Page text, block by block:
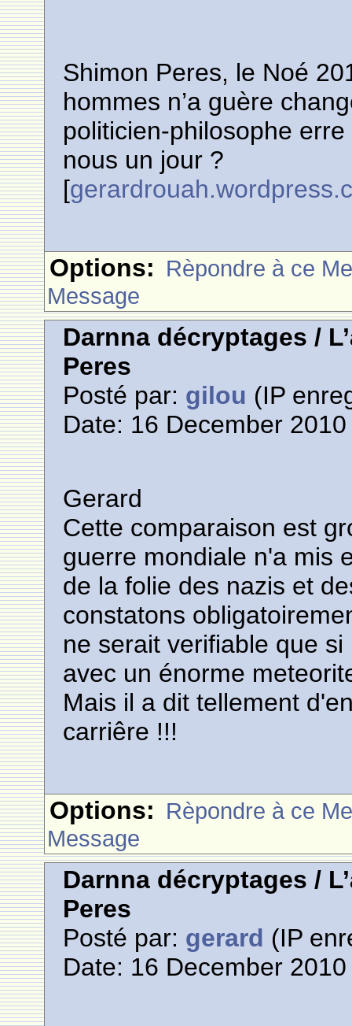
Shimon Peres, le Noé
hommes n’a guère
politicien-philosophe
nous un jour ?
[
Options: Rèpondre à ce
Message
Darnna décryptages /
Peres
Posté par: gilou (IP
Date: 16 December
Gerard
Cette comparaison est
guerre mondiale n'a mis
de la folie des nazis et
constatons
ne serait verifiable que
avec un énorme
Mais il a dit tellement
carriêre !!!
Options: Rèpondre à ce
Message
Darnna décryptages /
Peres
Posté par: gerard (IP
Date: 16 December